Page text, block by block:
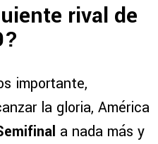
rival de
importante,
la gloria, América
a nada más y